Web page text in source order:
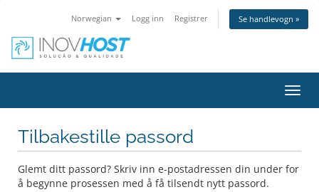
Norwegian Logg inn Registrer Se handlevogn »
Bytt
Tilbakestille passord
Glemt ditt passord? Skriv inn e-postadressen din under for
å begynne prosessen med å få tilsendt nytt passord.